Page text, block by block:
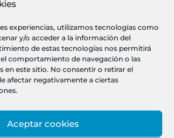
experiencias, utilizamos tecnologías como
y/o acceder a la información del
de estas tecnologías nos permitirá
comportamiento de navegación o las
en este sitio. No consentir o retirar el
afectar negativamente a ciertas
Aceptar cookies
importante: